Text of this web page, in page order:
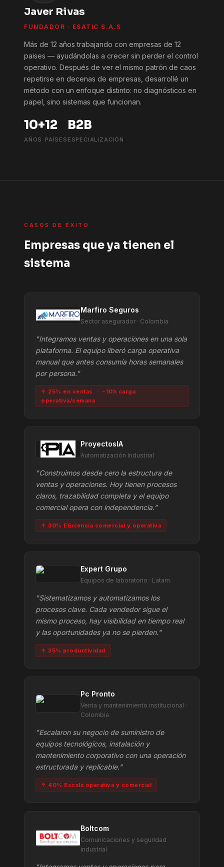
Javer Rivas
FUNDADOR · ESATIC S.A.S
Más de 12 años trabajando con empresas de 12
paises — ayudándolas a crecer sin perder el control
operativo. Después de ver el mismo patrón de caos
repetirse en decenas de empresas, desarrollé un
método con un enfoque distinto: no diagnósticos en
papel, sino sistemas que funcionan.
10+
AÑOS
12
PAÍSES
B2B
ESPECIALIZACIÓN
CASOS DE ÉXITO
Empresas que ya tienen el
sistema
Marfiro Seguros
Sector asegurador · Colombia
"Integramos ventas y operaciones en una sola
plataforma. El equipo liberó carga operativa
manual que antes consumía horas semanales
por persona."
↑ 25% en ventas · −10h carga
operativa/semana
ProyectosIA
Automatización Industrial
"Construimos desde cero la estructura de
ventas y operaciones. Hoy tienen procesos
claros, trazabilidad completa y el equipo
comercial opera con independencia."
↑ 30% Eficiencia comercial y operativa
Expert Grupo
Equipos de laboratorio · Latam
"Sistematizamos y automatizamos los
procesos clave. Cada vendedor sigue el
mismo proceso, hay visibilidad en tiempo real
y las oportunidades ya no se pierden."
↑ 35% productividad
Pc Pronto
Venta y mantenimiento institucional ·
Colombia
"Escalaron su negocio de suministro de
equipos tecnológicos, instalación y
mantenimiento corporativo con una operación
estructurada y replicable."
↑ 40% Escala operativa y comercial
Boltcom
Comunicaciones y seguridad
industrial